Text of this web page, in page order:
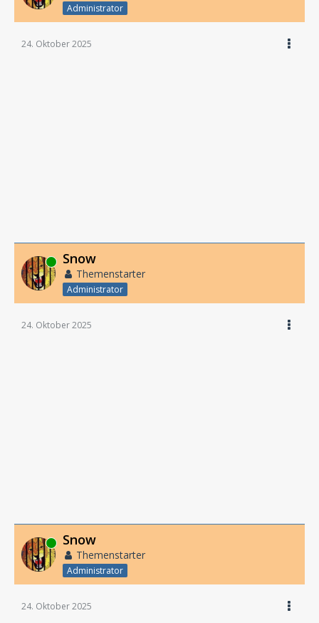
Administrator
24. Oktober 2025
Online Snow
Themenstarter
Administrator
24. Oktober 2025
Online Snow
Themenstarter
Administrator
24. Oktober 2025